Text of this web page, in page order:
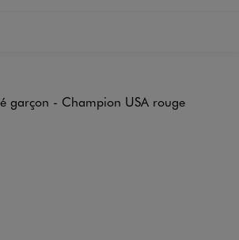
garçon - Champion USA rouge